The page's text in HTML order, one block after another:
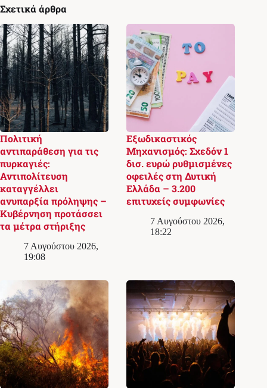
Σχετικά άρθρα
Πολιτική
αντιπαράθεση για τις
πυρκαγιές:
Αντιπολίτευση
καταγγέλλει
ανυπαρξία πρόληψης –
Κυβέρνηση προτάσσει
τα μέτρα στήριξης
7 Αυγούστου 2026,
19:08
Εξωδικαστικός
Μηχανισμός: Σχεδόν 1
δισ. ευρώ ρυθμισμένες
οφειλές στη Δυτική
Ελλάδα – 3.200
επιτυχείς συμφωνίες
7 Αυγούστου 2026,
18:22